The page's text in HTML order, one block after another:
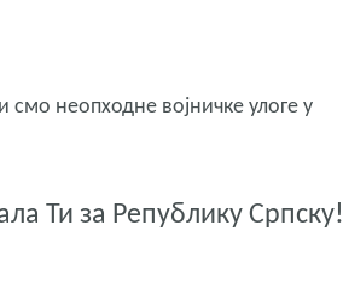
смо неопходне војничке улоге у
Ти за Републику Српску!